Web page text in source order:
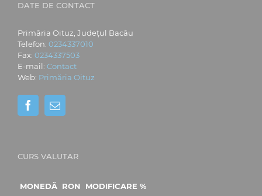
DATE DE CONTACT
Primăria Oituz, Județul Bacău
Telefon: 0234337010
Fax: 0234337503
E-mail: Contact
Web: Primăria Oituz
CURS VALUTAR
MONEDĂ RON
MODIFICARE %